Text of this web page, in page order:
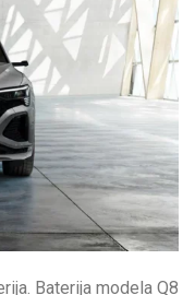
Baterija modela Q8